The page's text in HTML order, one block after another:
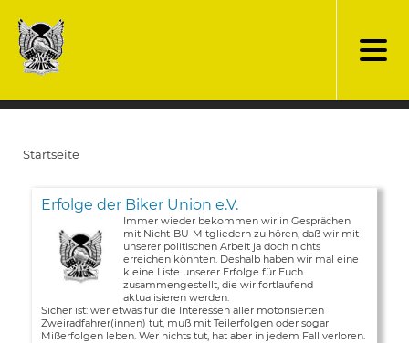
zum
Inhalt
Startseite
Erfolge der Biker Union e.V.
Immer wieder bekommen wir in Gesprächen
mit Nicht-BU-Mitgliedern zu hören, daß wir mit
unserer politischen Arbeit ja doch nichts
erreichen könnten. Deshalb haben wir mal eine
kleine Liste unserer Erfolge für Euch
zusammengestellt, die wir fortlaufend
aktualisieren werden.
Sicher ist: wer etwas für die Interessen aller motorisierten
Zweiradfahrer(innen) tut, muß mit Teilerfolgen oder sogar
Mißerfolgen leben. Wer nichts tut, hat aber in jedem Fall verloren.